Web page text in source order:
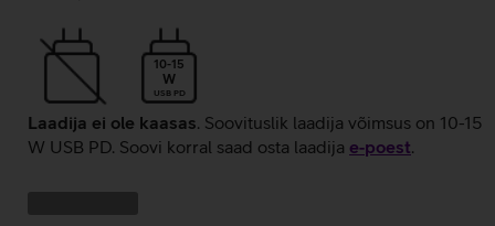
10-15
W
USB PD
Laadija ei ole kaasas. Soovituslik laadija võimsus on 10-15
W USB PD. Soovi korral saad osta laadija e‑poest.